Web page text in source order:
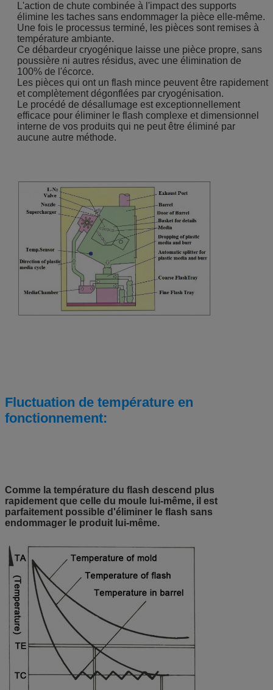
L'action de chute combinée à l'impact des supports
élimine les taches sans endommager la pièce elle-même.
Une fois le processus terminé, les pièces sont remises à
température ambiante.
Ce débardeur cryogénique laisse une pièce propre, sans
poussière ni autres résidus, avec une élimination de
100% de l'écorce.
Les pièces qui ont un flash mince peuvent être rapidement
et complètement dégonflées par cryogénisation.
Le procédé de désallumage est exceptionnellement
efficace pour éliminer le flash complexe et dimensionnel
interne de vos produits qui ne peut être éliminé par
aucune autre méthode.
Fluctuation de température en
fonctionnement:
Comme la température du flash descend plus
rapidement que celle du moule lui-même, il est
parfaitement possible d'éliminer le flash sans
endommager le produit lui-même.